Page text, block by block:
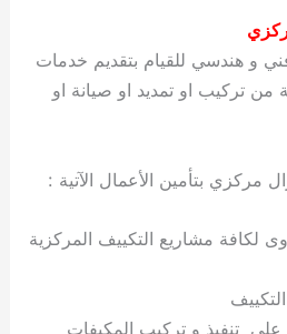
و هندسي للقيام بتقديم خدمات
من تركيب او تمديد او صيانة او
مركزي بتأمين الأعمال الآتية :
لكافة مشاريع التكييف المركزية
تنفيذ و تركيب المكيفات